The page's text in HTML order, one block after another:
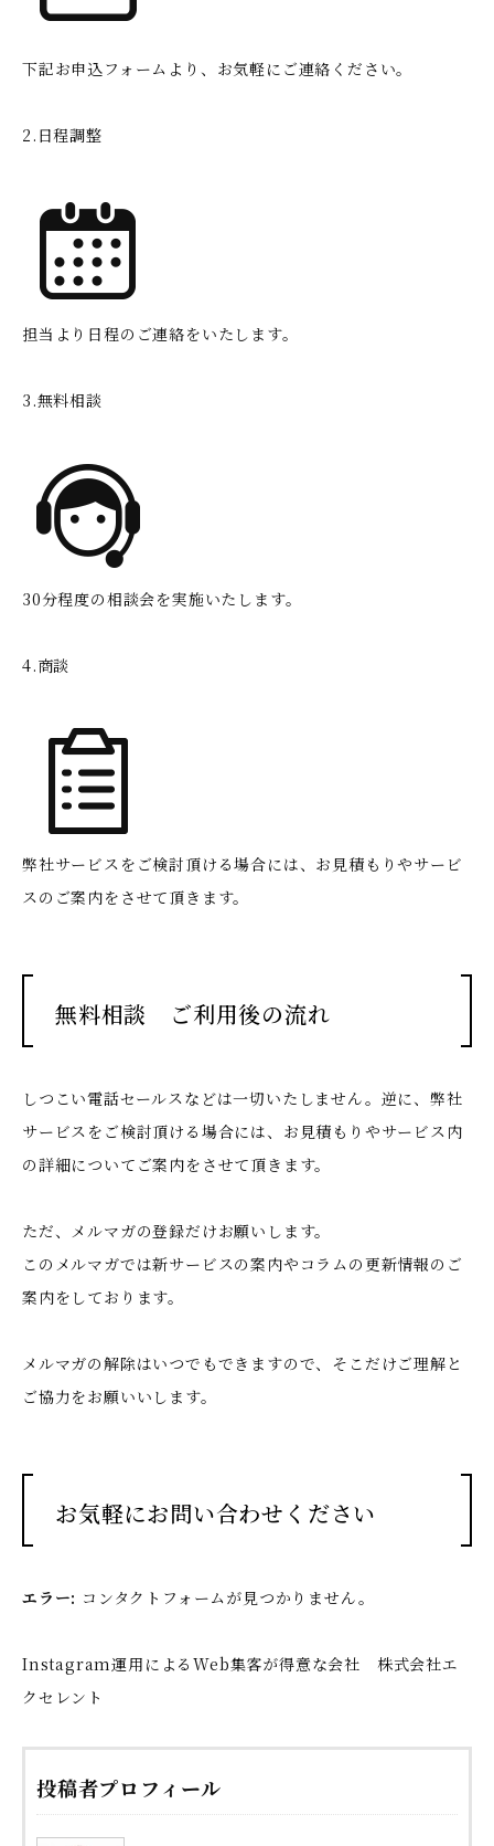
下記お申込フォームより、お気軽にご連絡ください。
2.日程調整
担当より日程のご連絡をいたします。
3.無料相談
30分程度の相談会を実施いたします。
4.商談
弊社サービスをご検討頂ける場合には、お見積もりやサービ
スのご案内をさせて頂きます。
無料相談 ご利用後の流れ
しつこい電話セールスなどは一切いたしません。 逆に、弊社
サービスをご検討頂ける場合には、お見積もりやサービス内
の詳細についてご案内をさせて頂きます。
ただ、メルマガの登録だけお願いします。
このメルマガでは新サービスの案内やコラムの更新情報のご
案内をしております。
メルマガの解除はいつでもできますので、そこだけご理解と
ご協力をお願いいします。
お気軽にお問い合わせください
エラー: コンタクトフォームが見つかりません。
Instagram運用によるWeb集客が得意な会社 株式会社エ
クセレント
投稿者プロフィール